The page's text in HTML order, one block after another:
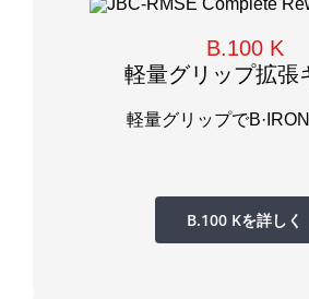
B.100 K
軽量グリップ拡張
軽量グリップで
B.100 Kを詳しく